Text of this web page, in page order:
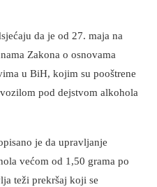
da je od 27. maja na
Zakona o osnovama
u BiH, kojim su pooštrene
pod dejstvom alkohola
je da upravljanje
većom od 1,50 grama po
teži prekršaj koji se